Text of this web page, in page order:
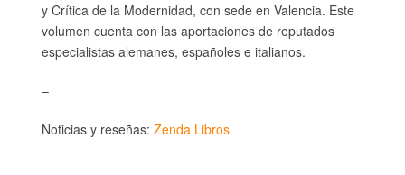
y Crítica de la Modernidad, con sede en Valencia. Este
volumen cuenta con las aportaciones de reputados
especialistas alemanes, españoles e italianos.
–
Noticias y reseñas: Zenda Libros